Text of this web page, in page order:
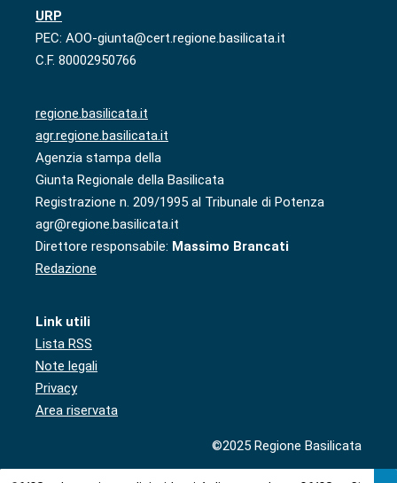
URP
PEC: AOO-giunta@cert.regione.basilicata.it
C.F. 80002950766
regione.basilicata.it
agr.regione.basilicata.it
Agenzia stampa della
Giunta Regionale della Basilicata
Registrazione n. 209/1995 al Tribunale di Potenza
agr@regione.basilicata.it
Direttore responsabile: Massimo Brancati
Redazione
Link utili
Lista RSS
Note legali
Privacy
Area riservata
©2025 Regione Basilicata